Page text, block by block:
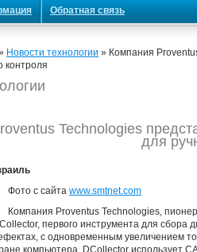
Обратная связь
Новости технологии » Компания
контроля
Technologies
для
Фото с сайта www.smtnet.com
Компания Proventus Technologies,
первого инструмента для
с одновременным увеличением
компьютера, DCollector использует